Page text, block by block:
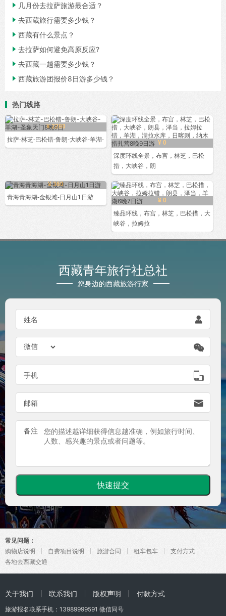
 几月份去拉萨旅游最合适？
 去西蔵旅行需要多少钱？
 西藏有什么景点？
 去拉萨如何避免高原反应?
 去西藏一趟需要多少钱？
 西藏旅游团报价8日游多少钱？
热门线路
¥ 2280
拉萨-林芝-巴松错-鲁朗-大峡谷-羊湖-
¥ 0
深度环线全景，布宫，林芝，巴松
措，大峡谷，朗
¥ 360
青海青海湖-金银滩-日月山1日游
¥ 0
臻品环线，布宫，林芝，巴松措，大
峡谷，拉姆拉
西藏青年旅行社总社
您身边的西藏旅游行家
姓名 

手机 
邮箱 
备注
常见问题：
购物店说明
自费项目说明 旅游合同 租车包车
支付方式
各地去西藏交通
关于我们 联系我们 版权声明 付款方式
旅游报名联系手机： 13989999591 微信同号